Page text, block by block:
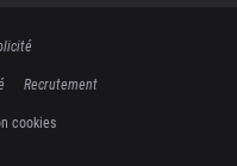
Recrutement
cookies